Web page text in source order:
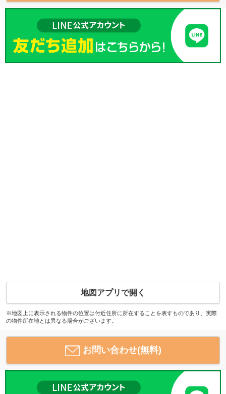
地図アプリで開く
※地図上に表示される物件の位置は付近住所に所在することを表すものであり、実際
の物件所在地とは異なる場合がございます。
お問い合わせ(無料)